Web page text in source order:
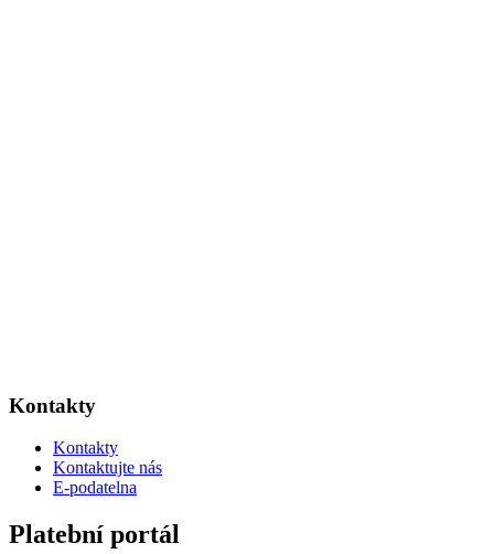
Kontakty
Kontakty
Kontaktujte nás
E-podatelna
Platební portál